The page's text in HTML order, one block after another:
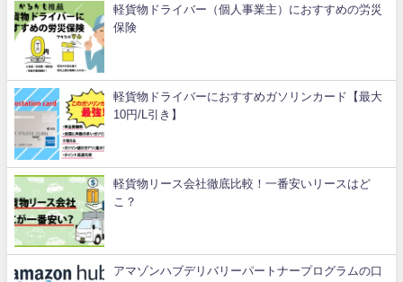
軽貨物ドライバー（個人事業主）におすすめの労災
保険
軽貨物ドライバーにおすすめガソリンカード【最大
10円/L引き】
軽貨物リース会社徹底比較！一番安いリースはど
こ？
アマゾンハブデリバリーパートナープログラムの口